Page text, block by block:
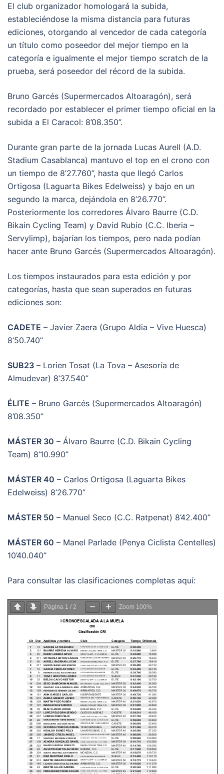
El club organizador homologará la subida,
estableciéndose la misma distancia para futuras
ediciones, otorgando al vencedor de cada categoría
un título como poseedor del mejor tiempo en la
categoría e igualmente el mejor tiempo scratch de la
prueba, será poseedor del récord de la subida.
Bruno Garcés (Supermercados Altoaragón), será
recordado por establecer el primer tiempo oficial en la
subida a El Caracol: 8’08.350’’.
Durante gran parte de la jornada Lucas Aurell (A.D.
Stadium Casablanca) mantuvo el top en el crono con
un tiempo de 8’27.760’’, hasta que llegó Carlos
Ortigosa (Laguarta Bikes Edelweiss) y bajo en un
segundo la marca, dejándola en 8’26.770’’.
Posteriormente los corredores Álvaro Baurre (C.D.
Bikain Cycling Team) y David Rubio (C.C. Iberia –
Servylimp), bajarían los tiempos, pero nada podían
hacer ante Bruno Garcés (Supermercados Altoaragón).
Los tiempos instaurados para esta edición y por
categorías, hasta que sean superados en futuras
ediciones son:
CADETE – Javier Zaera (Grupo Aldia – Vive Huesca)
8’50.740’’
SUB23 – Lorien Tosat (La Tova – Asesoría de
Almudevar) 8’37.540’’
ÉLITE – Bruno Garcés (Supermercados Altoaragón)
8’08.350’’
MÁSTER 30 – Álvaro Baurre (C.D. Bikain Cycling
Team) 8’10.990’’
MÁSTER 40 – Carlos Ortigosa (Laguarta Bikes
Edelweiss) 8’26.770’’
MÁSTER 50 – Manuel Seco (C.C. Ratpenat) 8’42.400’’
MÁSTER 60 – Manel Parlade (Penya Ciclista Centelles)
10’40.040’’
Para consultar las clasificaciones completas aquí:
Página 1 / 2 Zoom 100%